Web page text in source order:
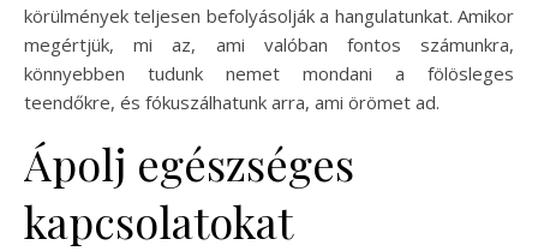
körülmények teljesen befolyásolják a hangulatunkat. Amikor
megértjük, mi az, ami valóban fontos számunkra,
könnyebben tudunk nemet mondani a fölösleges
teendőkre, és fókuszálhatunk arra, ami örömet ad.
Ápolj egészséges
kapcsolatokat